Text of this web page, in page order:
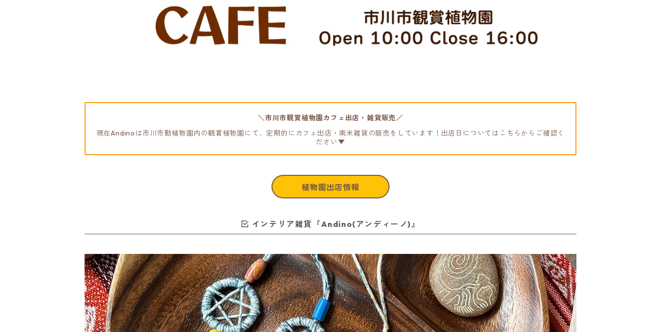
＼市川市観賞植物園カフェ出店・雑貨販売／
現在Andinoは市川市動植物園内の観賞植物園にて、定期的にカフェ出店・南米雑貨の販売をしています！出店日についてはこちらからご確認く
ださい▼
植物園出店情報
インテリア雑貨『Andino(アンディーノ)』